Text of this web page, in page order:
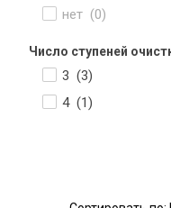
нет (0)
Число ступеней
3 (3)
4 (1)